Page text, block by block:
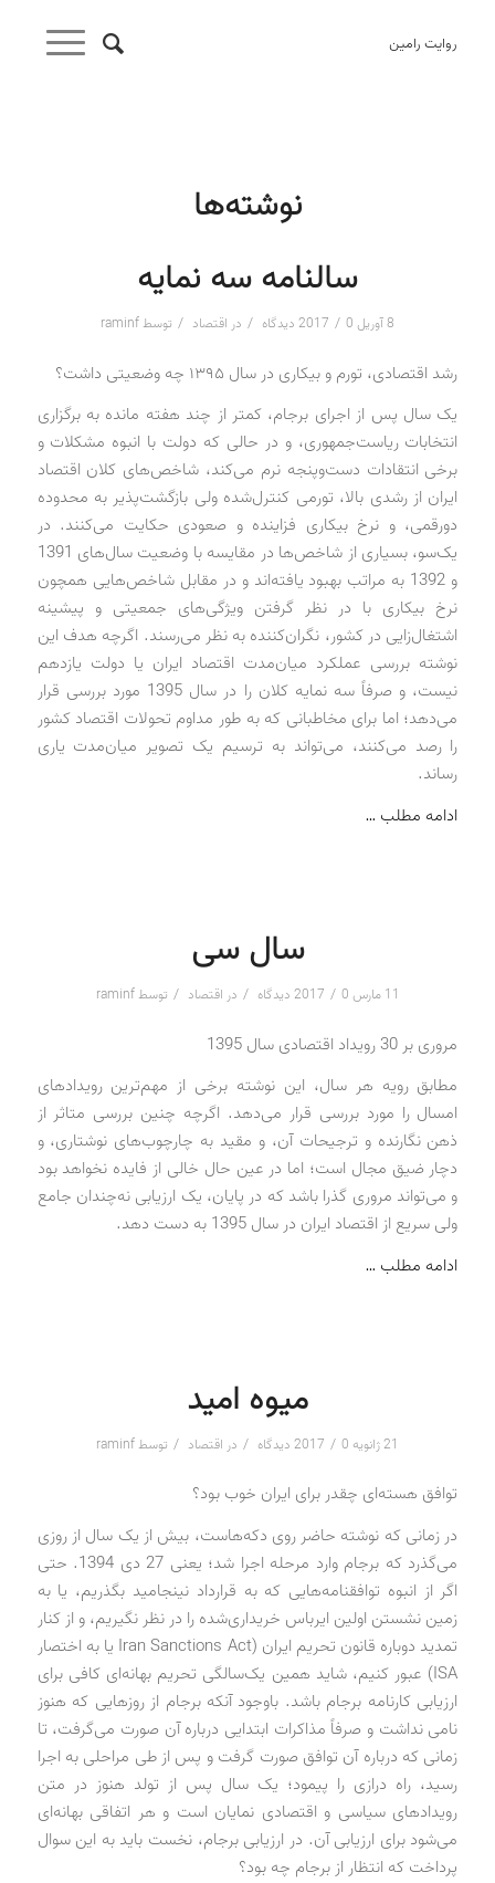
روایت رامین
نوشته‌ها
سالنامه سه نمایه
8 آوریل 2017 / 0 دیدگاه / در اقتصاد / توسط raminf
رشد اقتصادی، تورم و بیکاری در سال ۱۳۹۵ چه وضعیتی داشت؟
یک سال پس از اجرای برجام، کمتر از چند هفته مانده به برگزاری
انتخابات ریاست‌جمهوری، و در حالی که دولت با انبوه مشکلات و
برخی انتقادات دست‌وپنجه نرم می‌کند، شاخص‌های کلان اقتصاد
ایران از رشدی بالا، تورمی کنترل‌شده ولی بازگشت‌پذیر به محدوده
دورقمی، و نرخ بیکاری فزاینده و صعودی حکایت می‌کنند. در
یک‌سو، بسیاری از شاخص‌ها در مقایسه با وضعیت سال‌های 1391
و 1392 به مراتب بهبود یافته‌اند و در مقابل شاخص‌هایی همچون
نرخ بیکاری با در نظر گرفتن ویژگی‌های جمعیتی و پیشینه
اشتغال‌زایی در کشور، نگران‌کننده به نظر می‌رسند. اگرچه هدف این
نوشته بررسی عملکرد میان‌مدت اقتصاد ایران یا دولت یازدهم
نیست، و صرفاً سه نمایه کلان را در سال 1395 مورد بررسی قرار
می‌دهد؛ اما برای مخاطبانی که به طور مداوم تحولات اقتصاد کشور
را رصد می‌کنند، می‌تواند به ترسیم یک تصویر میان‌مدت یاری
رساند.
ادامه مطلب …
سال سی
11 مارس 2017 / 0 دیدگاه / در اقتصاد / توسطraminf
مروری بر 30 رویداد اقتصادی سال 1395
مطابق رویه هر سال، این نوشته برخی از مهم‌ترین رویدادهای
امسال را مورد بررسی قرار می‌دهد. اگرچه چنین بررسی متاثر از
ذهن نگارنده و ترجیحات آن، و مقید به چارچوب‌های نوشتاری، و
دچار ضیق مجال است؛ اما در عین حال خالی از فایده نخواهد بود
و می‌تواند مروری گذرا باشد که در پایان، یک ارزیابی نه‌چندان جامع
ولی سریع از اقتصاد ایران در سال 1395 به دست دهد.
ادامه مطلب …
میوه امید
21 ژانویه 2017 / 0 دیدگاه / در اقتصاد / توسط raminf
توافق هسته‌ای چقدر برای ایران خوب بود؟
در زمانی که نوشته حاضر روی دکه‌هاست، بیش از یک سال از روزی
می‌گذرد که برجام وارد مرحله اجرا شد؛ یعنی 27 دی 1394. حتی
اگر از انبوه توافقنامه‌هایی که به قرارداد نینجامید بگذریم، یا به
زمین نشستن اولین ایرباس خریداری‌شده را در نظر نگیریم، و از کنار
تمدید دوباره قانون تحریم ایران (Iran Sanctions Act یا به اختصار
ISA) عبور کنیم، شاید همین یک‌سالگی تحریم بهانه‌ای کافی برای
ارزیابی کارنامه برجام باشد. باوجود آنکه برجام از روزهایی که هنوز
نامی نداشت و صرفاً مذاکرات ابتدایی درباره آن صورت می‌گرفت، تا
زمانی که درباره آن توافق صورت گرفت و پس از طی مراحلی به اجرا
رسید، راه درازی را پیمود؛ یک سال پس از تولد هنوز در متن
رویدادهای سیاسی و اقتصادی نمایان است و هر اتفاقی بهانه‌ای
می‌شود برای ارزیابی آن. در ارزیابی برجام، نخست باید به این سوال
پرداخت که انتظار از برجام چه بود؟